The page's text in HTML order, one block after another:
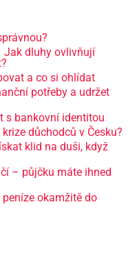
Jak dluhy ovlivňují
a co si ohlídat
potřeby a udržet
s bankovní identitou
důchodců v Česku?
klid na duši, když
– půjčku máte ihned
okamžitě do